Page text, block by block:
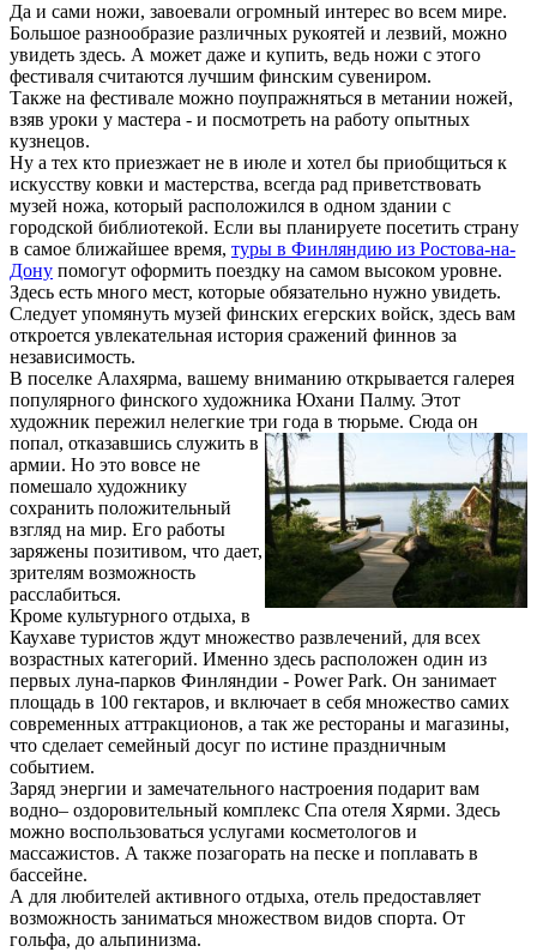
Да и сами ножи, завоевали огромный интерес во всем мире.
Большое разнообразие различных рукоятей и лезвий, можно
увидеть здесь. А может даже и купить, ведь ножи с этого
фестиваля считаются лучшим финским сувениром.
Также на фестивале можно поупражняться в метании ножей,
взяв уроки у мастера - и посмотреть на работу опытных
кузнецов.
Ну а тех кто приезжает не в июле и хотел бы приобщиться к
искусству ковки и мастерства, всегда рад приветствовать
музей ножа, который расположился в одном здании с
городской библиотекой. Если вы планируете посетить страну
в самое ближайшее время, туры в Финляндию из Ростова-на-
Дону помогут оформить поездку на самом высоком уровне.
Здесь есть много мест, которые обязательно нужно увидеть.
Следует упомянуть музей финских егерских войск, здесь вам
откроется увлекательная история сражений финнов за
независимость.
В поселке Алахярма, вашему вниманию открывается галерея
популярного финского художника Юхани Палму. Этот
художник пережил нелегкие три года в тюрьме. Сюда он
попал, отказавшись служить в
армии. Но это вовсе не
помешало художнику
сохранить положительный
взгляд на мир. Его работы
заряжены позитивом, что дает,
зрителям возможность
расслабиться.
Кроме культурного отдыха, в
Каухаве туристов ждут множество развлечений, для всех
возрастных категорий. Именно здесь расположен один из
первых луна-парков Финляндии - Power Park. Он занимает
площадь в 100 гектаров, и включает в себя множество самих
современных аттракционов, а так же рестораны и магазины,
что сделает семейный досуг по истине праздничным
событием.
Заряд энергии и замечательного настроения подарит вам
водно– оздоровительный комплекс Спа отеля Хярми. Здесь
можно воспользоваться услугами косметологов и
массажистов. А также позагорать на песке и поплавать в
бассейне.
А для любителей активного отдыха, отель предоставляет
возможность заниматься множеством видов спорта. От
гольфа, до альпинизма.